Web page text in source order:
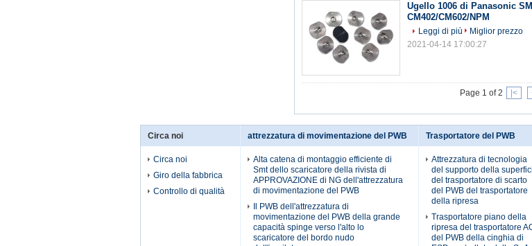
Ugello 1006 di Panasonic
CM402/CM602/NPM
Leggi di più
Miglior prezzo
2021-04-14 17:00:27
Page 1 of 2 |<
Circa noi
Circa noi
Giro della fabbrica
Controllo di qualità
attrezzatura di movimentazione del PWB
Alta catena di montaggio efficiente di
Smt dello scaricatore della rivista di
APPROVAZIONE di NG dell'attrezzatura
di movimentazione del PWB
Il PWB dell'attrezzatura di
movimentazione del PWB della grande
capacità spinge verso l'alto lo
scaricatore del bordo nudo
Trasportatore del PWB
Attrezzatura di tecnologia
del supporto della
del trasportatore di scarto
del PWB del trasportatore
della ripresa
Trasportatore piano della
ripresa del trasportatore
del PWB della cinghia di